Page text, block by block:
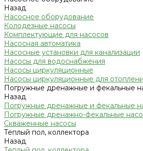
Назад
Насосное оборудование
Колодезные насосы
Комплектующие для насосов
Насосная автоматика
Насосные установки для канализации
Насосы для водоснабжения
Насосы циркуляционные
Насосы циркуляционные для
Погружные дренажные и фекальные
Назад
Погружные дренажные и фекальные
Погружные дренажно-фекальные
Скваженные насосы
Теплый пол, коллектора
Назад